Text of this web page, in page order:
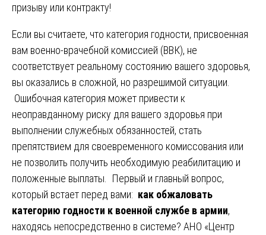
призыву или контракту!
Если вы считаете, что категория годности, присвоенная
вам военно-врачебной комиссией (ВВК), не
соответствует реальному состоянию вашего здоровья,
вы оказались в сложной, но разрешимой ситуации.
Ошибочная категория может привести к
неоправданному риску для вашего здоровья при
выполнении служебных обязанностей, стать
препятствием для своевременного комиссования или
не позволить получить необходимую реабилитацию и
положенные выплаты. Первый и главный вопрос,
который встает перед вами: как обжаловать
категорию годности к военной службе в армии,
находясь непосредственно в системе? АНО «Центр